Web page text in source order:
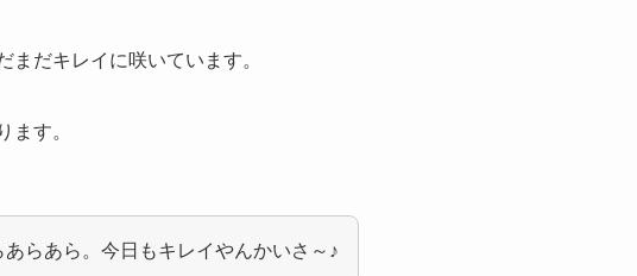
まだキレイに咲いています。
ます。
あらあら。今日もキレイやんかいさ～♪